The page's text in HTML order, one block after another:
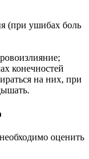
(при ушибах боль
конечностей
на них, при
оценить